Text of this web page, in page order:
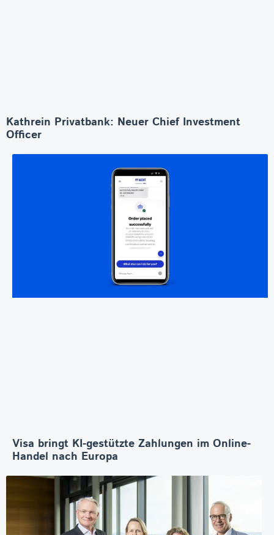
Kathrein Privatbank: Neuer Chief Investment
Officer
Visa bringt KI-gestützte Zahlungen im Online-
Handel nach Europa